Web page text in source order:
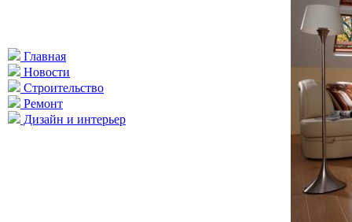
Главная
Новости
Строительство
Ремонт
Дизайн и интерьер